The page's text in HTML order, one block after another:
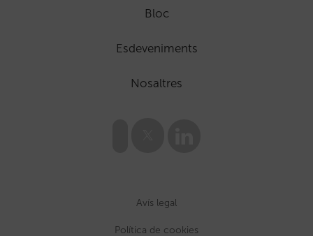
Bloc
Esdeveniments
Nosaltres
Avís legal
Política de cookies